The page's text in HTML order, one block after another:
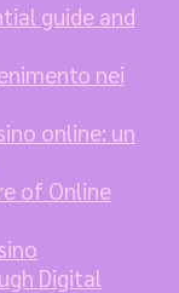
guide and
nei
online: un
of Online
Digital